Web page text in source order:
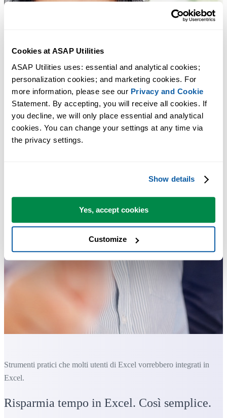
Cookies at ASAP Utilities
ASAP Utilities uses: essential and analytical cookies;
personalization cookies; and marketing cookies. For
more information, please see our Privacy and Cookie
Statement. By accepting, you will receive all cookies. If
you decline, we will only place essential and analytical
cookies. You can change your settings at any time via
the privacy settings.
Show details
Yes, accept cookies
Customize
Strumenti pratici che molti utenti di Excel vorrebbero integrati in
Excel.
Risparmia tempo in Excel. Così semplice.